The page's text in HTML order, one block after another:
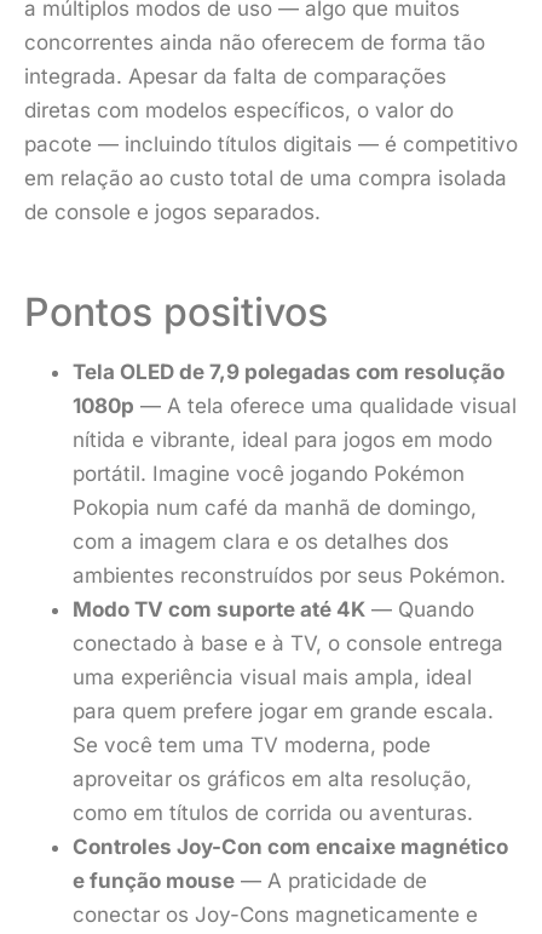
a múltiplos modos de uso — algo que muitos
concorrentes ainda não oferecem de forma tão
integrada. Apesar da falta de comparações
diretas com modelos específicos, o valor do
pacote — incluindo títulos digitais — é competitivo
em relação ao custo total de uma compra isolada
de console e jogos separados.
Pontos positivos
Tela OLED de 7,9 polegadas com resolução
1080p — A tela oferece uma qualidade visual
nítida e vibrante, ideal para jogos em modo
portátil. Imagine você jogando Pokémon
Pokopia num café da manhã de domingo,
com a imagem clara e os detalhes dos
ambientes reconstruídos por seus Pokémon.
Modo TV com suporte até 4K — Quando
conectado à base e à TV, o console entrega
uma experiência visual mais ampla, ideal
para quem prefere jogar em grande escala.
Se você tem uma TV moderna, pode
aproveitar os gráficos em alta resolução,
como em títulos de corrida ou aventuras.
Controles Joy-Con com encaixe magnético
e função mouse — A praticidade de
conectar os Joy-Cons magneticamente e